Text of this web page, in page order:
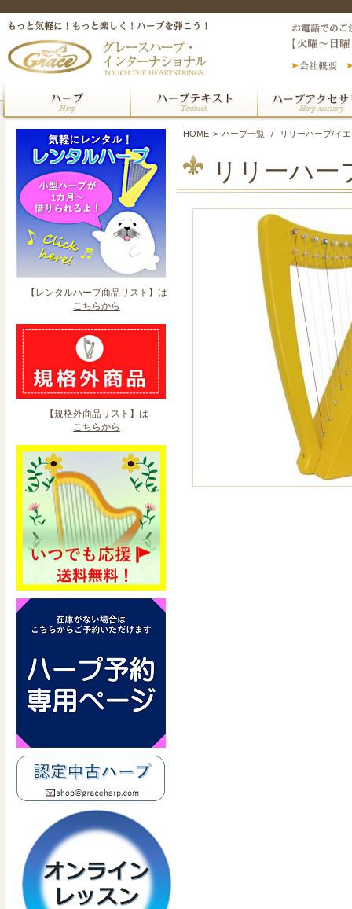
【レンタルハープ商品リスト】は
こちらから
【規格外商品リスト】は
こちらから
HOME > ハープ一覧 / リリーハープ/イ
リリーハー